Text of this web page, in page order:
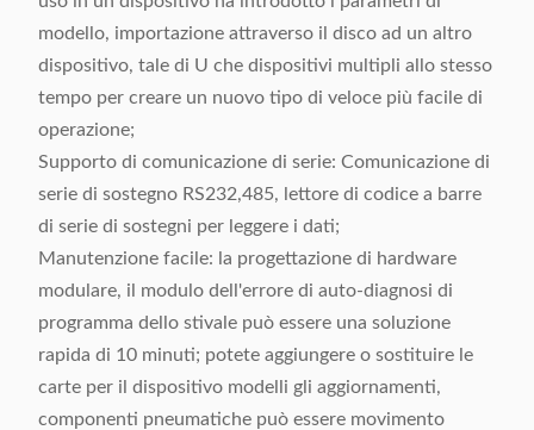
modello, importazione attraverso il disco ad un altro
dispositivo, tale di U che dispositivi multipli allo stesso
tempo per creare un nuovo tipo di veloce più facile di
operazione;
Supporto di comunicazione di serie: Comunicazione di
serie di sostegno RS232,485, lettore di codice a barre
di serie di sostegni per leggere i dati;
Manutenzione facile: la progettazione di hardware
modulare, il modulo dell'errore di auto-diagnosi di
programma dello stivale può essere una soluzione
rapida di 10 minuti; potete aggiungere o sostituire le
carte per il dispositivo modelli gli aggiornamenti,
componenti pneumatiche può essere movimento